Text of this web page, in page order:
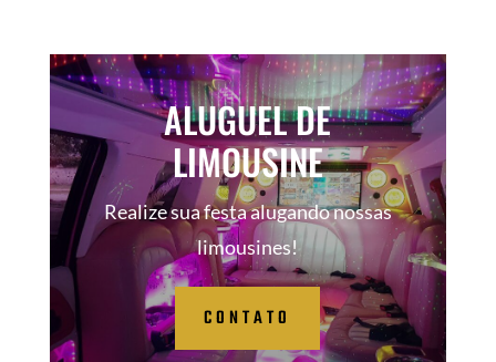
ALUGUEL DE
LIMOUSINE
Realize sua festa alugando nossas
limousines!
CONTATO